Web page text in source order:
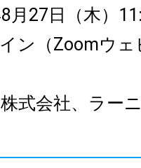
月27日（木）
ン（Zoomウェ
式会社、ラー